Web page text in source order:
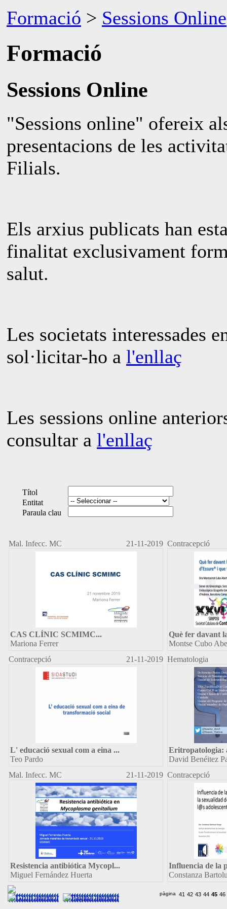
Formació > Sessions Online
Formació
Sessions Online
"Sessions online" ofereix
presentacions de les
Filials.
Els arxius publicats han
finalitat exclusivament
salut.
Les societats interessades
sol·licitar-ho a l'enllaç
Les sessions online
consultar a l'enllaç
Títol
Entitat
Paraula clau
Mal. Infecc. MC 21-11-2019
CAS CLÍNIC SCMIMC...
Mariona Ferrer
Contracepció
Què fer davant
Montse Cubo
Contracepció
21-11-2019
L' educació sexual com a eina ...
Teo Pardo
Hematologia
Eritropatologia:
David Benéitez
Mal. Infecc. MC
21-11-2019
Resistencia antibiótica Mycopl...
Miguel Fernández Huerta
Contracepció
Influencia de la
Constanza
pàgina 41 42 43 44 45 46